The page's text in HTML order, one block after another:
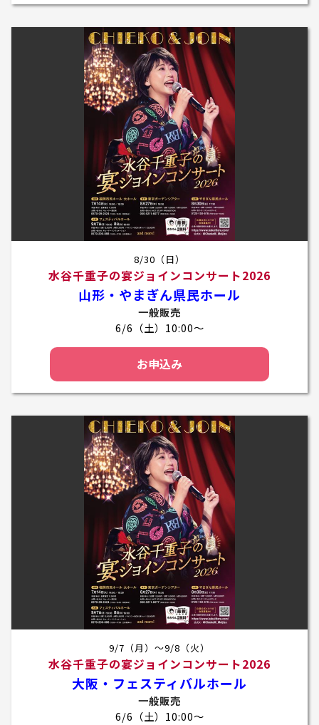
8/30（日）
水谷千重子の宴ジョインコンサート2026
山形・やまぎん県民ホール
一般販売
6/6（土）10:00～
お申込み
9/7（月）～9/8（火）
水谷千重子の宴ジョインコンサート2026
大阪・フェスティバルホール
一般販売
6/6（土）10:00～